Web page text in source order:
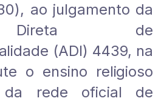
ao julgamento da
de
(ADI) 4439, na
o ensino religioso
da rede oficial de